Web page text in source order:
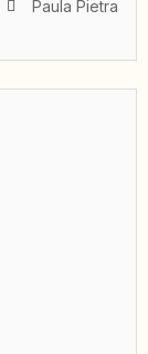
Paula Pietra